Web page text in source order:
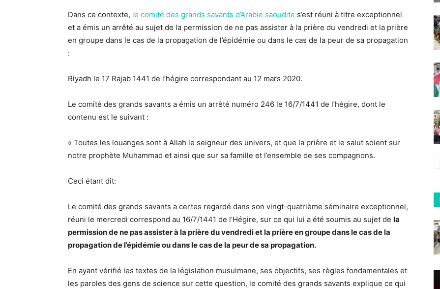
Dans ce contexte, le comité des grands savants d’Arabie saoudite s’est réuni à titre exceptionnel
et a émis un arrêté au sujet de la permission de ne pas assister à la prière du vendredi et la prière
en groupe dans le cas de la propagation de l’épidémie ou dans le cas de la peur de sa propagation
:
Riyadh le 17 Rajab 1441 de l’hégire correspondant au 12 mars 2020.
Le comité des grands savants a émis un arrêté numéro 246 le 16/7/1441 de l’hégire, dont le
contenu est le suivant :
« Toutes les louanges sont à Allah le seigneur des univers, et que la prière et le salut soient sur
notre prophète Muhammad et ainsi que sur sa famille et l’ensemble de ses compagnons.
Ceci étant dit:
Le comité des grands savants a certes regardé dans son vingt-quatrième séminaire exceptionnel,
réuni le mercredi correspond au 16/7/1441 de l’Hégire, sur ce qui lui a été soumis au sujet de la
permission de ne pas assister à la prière du vendredi et la prière en groupe dans le cas de la
propagation de l’épidémie ou dans le cas de la peur de sa propagation.
En ayant vérifié les textes de la législation musulmane, ses objectifs, ses règles fondamentales et
les paroles des gens de science sur cette question, le comité des grands savants explique ce qui